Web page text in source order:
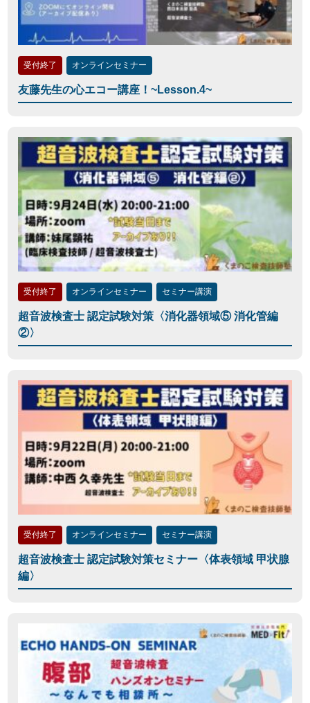
受付終了 オンラインセミナー
友藤先生の心エコー講座！~Lesson.4~
受付終了 オンラインセミナー セミナー講演
超音波検査士 認定試験対策〈消化器領域⑤ 消化管編
②〉
受付終了 オンラインセミナー セミナー講演
超音波検査士 認定試験対策セミナー〈体表領域 甲状腺
編〉